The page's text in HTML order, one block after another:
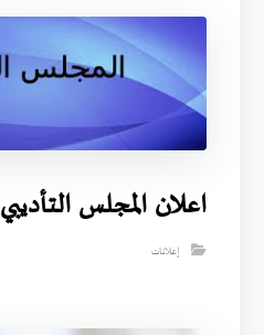
اعلان المجلس التأديبي
إعلانات